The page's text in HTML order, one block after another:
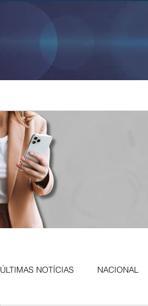
ÚLTIMAS NOTÍCIAS NACIONAL